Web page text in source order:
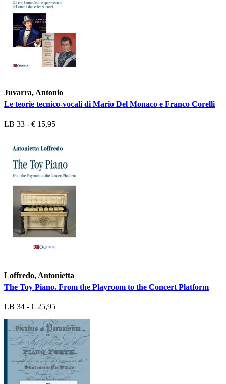
Juvarra, Antonio
Le teorie tecnico-vocali di Mario Del Monaco e Franco Corelli
LB 33 - € 15,95
Loffredo, Antonietta
The Toy Piano. From the Playroom to the Concert Platform
LB 34 - € 25,95